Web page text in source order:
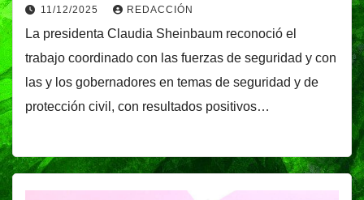
11/12/2025 REDACCIÓN
La presidenta Claudia Sheinbaum reconoció el
trabajo coordinado con las fuerzas de seguridad y con
las y los gobernadores en temas de seguridad y de
protección civil, con resultados positivos…